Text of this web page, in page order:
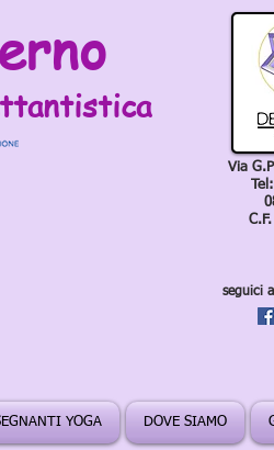
Via
seguici
YOGA DOVE SIAMO